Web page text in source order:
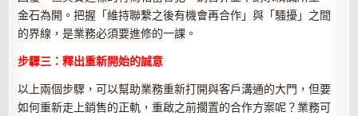
金石為開。把握「維持聯繫之後有機會再合作」與「騷擾」之間
的界線，是業務必須要進修的一課。
步驟三：釋出重新開始的誠意
以上兩個步驟，可以幫助業務重新打開與客戶溝通的大門，但要
如何重新走上銷售的正軌，重啟之前擱置的合作方案呢？業務可